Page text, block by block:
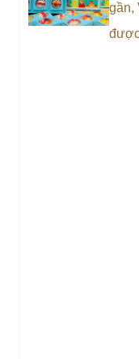
gần,